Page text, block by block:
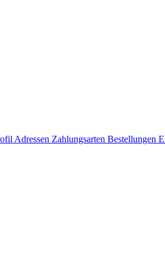
Adressen Zahlungsarten Bestellungen